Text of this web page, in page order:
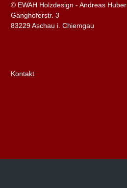
© EWAH Holzdesign - Andreas Huber
Ganghoferstr. 3
83229 Aschau i. Chiemgau
Kontakt